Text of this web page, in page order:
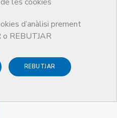
d’anàlisi prement
REBUTJAR
REBUTJAR
2014